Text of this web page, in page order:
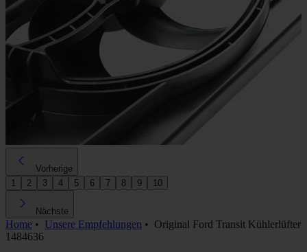
Vorherige
1
2 3 4 5 6 7 8 9 10
Nächste
Home • Unsere Empfehlungen • Original Ford Transit Kühlerlüfter
1484636